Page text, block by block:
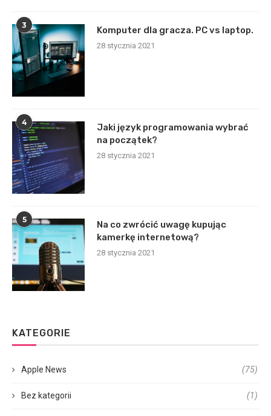
3
Komputer dla gracza. PC vs laptop.
28 stycznia 2021
4
Jaki język programowania wybrać
na początek?
28 stycznia 2021
5
Na co zwrócić uwagę kupując
kamerkę internetową?
28 stycznia 2021
KATEGORIE
Apple News (75)
Bez kategorii (1)